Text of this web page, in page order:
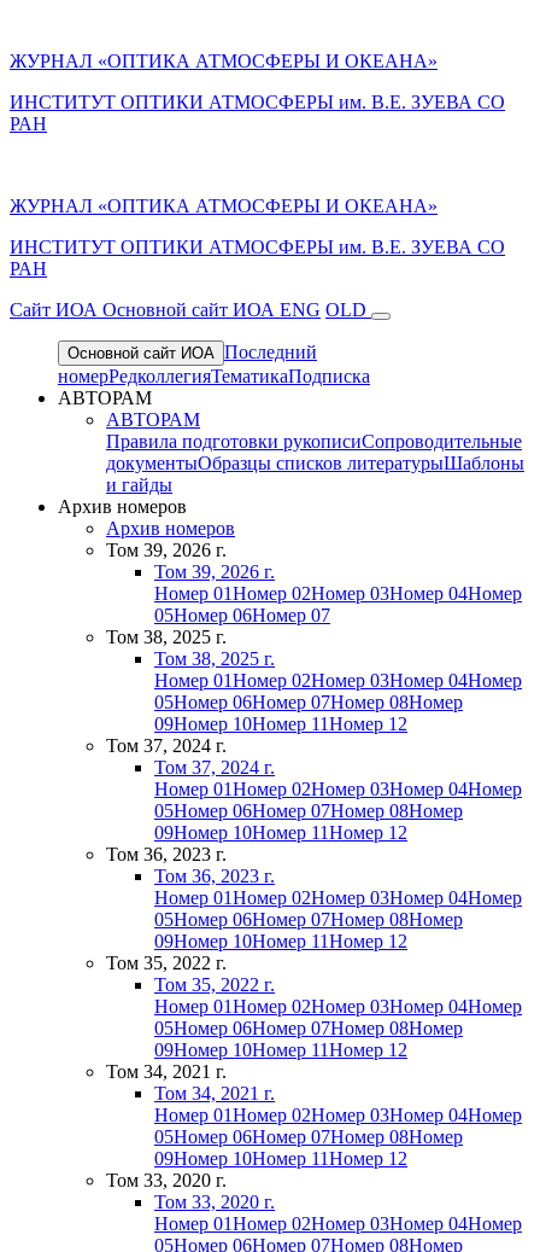
ЖУРНАЛ «ОПТИКА АТМОСФЕРЫ И ОКЕАНА»
ИНСТИТУТ ОПТИКИ АТМОСФЕРЫ им. В.Е. ЗУЕВА СО
РАН
ЖУРНАЛ «ОПТИКА АТМОСФЕРЫ И ОКЕАНА»
ИНСТИТУТ ОПТИКИ АТМОСФЕРЫ им. В.Е. ЗУЕВА СО
РАН
Cайт ИОА Основной сайт ИОА ENG OLD
Основной сайт ИОА Последний
номерРедколлегияТематикаПодписка
АВТОРАМ
АВТОРАМ
Правила подготовки рукописиСопроводительные
документыОбразцы списков литературыШаблоны
и гайды
Архив номеров
Архив номеров
Том 39, 2026 г.
Том 39, 2026 г.
Номер 01Номер 02Номер 03Номер 04Номер
05Номер 06Номер 07
Том 38, 2025 г.
Том 38, 2025 г.
Номер 01Номер 02Номер 03Номер 04Номер
05Номер 06Номер 07Номер 08Номер
09Номер 10Номер 11Номер 12
Том 37, 2024 г.
Том 37, 2024 г.
Номер 01Номер 02Номер 03Номер 04Номер
05Номер 06Номер 07Номер 08Номер
09Номер 10Номер 11Номер 12
Том 36, 2023 г.
Том 36, 2023 г.
Номер 01Номер 02Номер 03Номер 04Номер
05Номер 06Номер 07Номер 08Номер
09Номер 10Номер 11Номер 12
Том 35, 2022 г.
Том 35, 2022 г.
Номер 01Номер 02Номер 03Номер 04Номер
05Номер 06Номер 07Номер 08Номер
09Номер 10Номер 11Номер 12
Том 34, 2021 г.
Том 34, 2021 г.
Номер 01Номер 02Номер 03Номер 04Номер
05Номер 06Номер 07Номер 08Номер
09Номер 10Номер 11Номер 12
Том 33, 2020 г.
Том 33, 2020 г.
Номер 01Номер 02Номер 03Номер 04Номер
05Номер 06Номер 07Номер 08Номер